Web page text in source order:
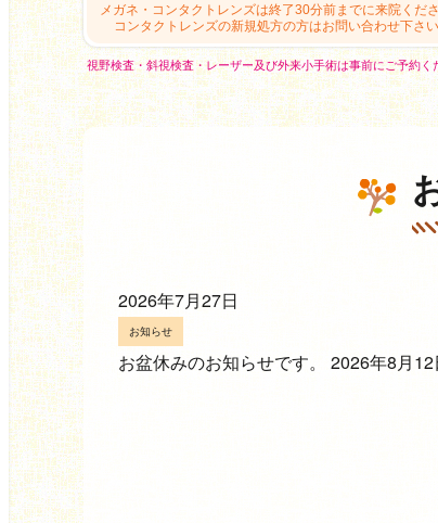
メガネ・コンタクトレンズは終了30分前までに来院くださ
コンタクトレンズの新規処方の方はお問い合わせ下さい
視野検査・斜視検査・レーザー及び外来小手術は事前にご予約く
2026年7月27日
お知らせ
お盆休みのお知らせです。 2026年8月